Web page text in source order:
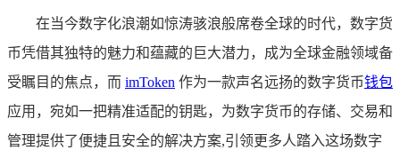
在当今数字化浪潮如惊涛骇浪般席卷全球的时代，数字货
币凭借其独特的魅力和蕴藏的巨大潜力，成为全球金融领域备
受瞩目的焦点，而 imToken 作为一款声名远扬的数字货币钱包
应用，宛如一把精准适配的钥匙，为数字货币的存储、交易和
管理提供了便捷且安全的解决方案,引领更多人踏入这场数字